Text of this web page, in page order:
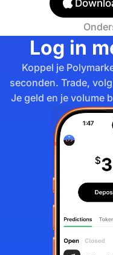
Log in
Koppel je
seconden. Trade,
Je geld en je volume